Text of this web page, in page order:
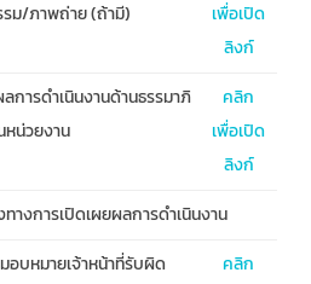
ม/ภาพถ่าย (ถ้ามี)
เพื่อเปิด
ลิงก์
การดำเนินงานด้านธรรมาภิ
หน่วยงาน
คลิก
เพื่อเปิด
ลิงก์
างการเปิดเผยผลการดำเนินงาน
อบหมายเจ้าหน้าที่รับผิด
คลิก